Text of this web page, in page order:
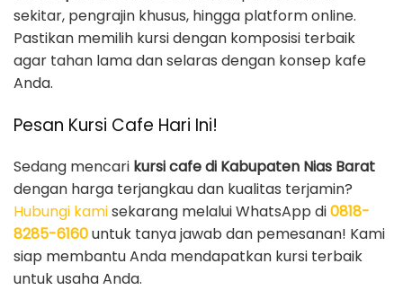
sekitar, pengrajin khusus, hingga platform online.
Pastikan memilih kursi dengan komposisi terbaik
agar tahan lama dan selaras dengan konsep kafe
Anda.
Pesan Kursi Cafe Hari Ini!
Sedang mencari kursi cafe di Kabupaten Nias Barat
dengan harga terjangkau dan kualitas terjamin?
Hubungi kamisekarang melalui WhatsApp di0818-
8285-6160untuk tanya jawab dan pemesanan! Kami
siap membantu Anda mendapatkan kursi terbaik
untuk usaha Anda.